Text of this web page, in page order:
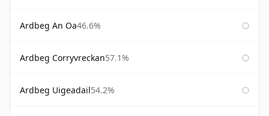
Ardbeg An Oa46.6%
Ardbeg Corryvreckan57.1%
Ardbeg Uigeadail54.2%